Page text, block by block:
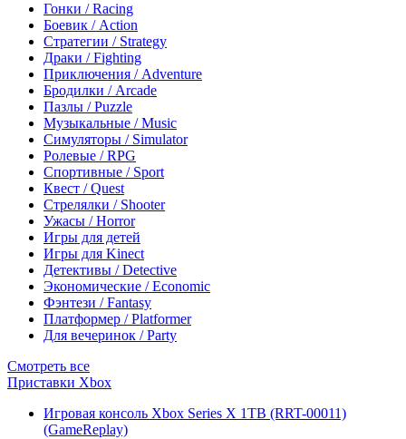
Гонки / Racing
Боевик / Action
Стратегии / Strategy
Драки / Fighting
Приключения / Adventure
Бродилки / Arcade
Пазлы / Puzzle
Музыкальные / Music
Симуляторы / Simulator
Ролевые / RPG
Спортивные / Sport
Квест / Quest
Стрелялки / Shooter
Ужасы / Horror
Игры для детей
Игры для Kinect
Детективы / Detective
Экономические / Economic
Фэнтези / Fantasy
Платформер / Platformer
Для вечеринок / Party
Смотреть все
Приставки Xbox
Игровая консоль Xbox Series X 1TB (RRT-00011)
(GameReplay)